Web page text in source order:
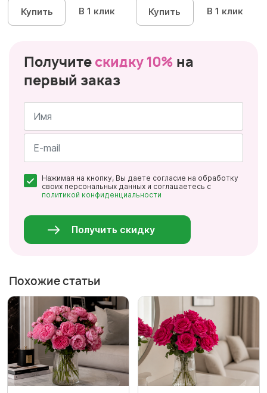
Купить В 1 клик Купить В 1 клик
Получите скидку 10% на
первый заказ
Имя
*
Нажимая на кнопку, Вы даете согласие на обработку
своих персональных данных и соглашаетесь с
политикой конфиденциальности
Получить скидку
Похожие статьи